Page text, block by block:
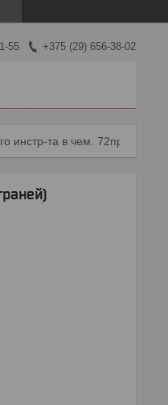
55 +375 (29) 656-38-02